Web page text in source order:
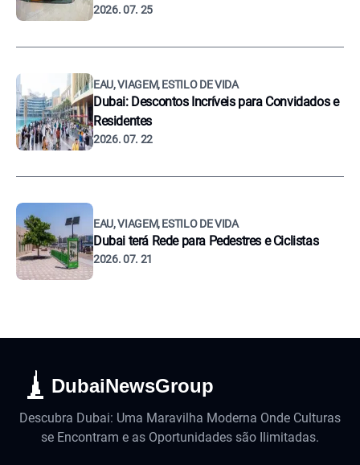
2026. 07. 25
EAU, VIAGEM, ESTILO DE VIDA
Dubai: Descontos Incríveis para Convidados e
Residentes
2026. 07. 22
EAU, VIAGEM, ESTILO DE VIDA
Dubai terá Rede para Pedestres e Ciclistas
2026. 07. 21
DubaiNewsGroup
Descubra Dubai: Uma Maravilha Moderna Onde Culturas
se Encontram e as Oportunidades são Ilimitadas.